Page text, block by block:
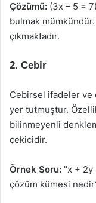
Çözümü: (3x – 5 =
bulmak
çıkmaktadır.
2. Cebir
Cebirsel ifadeler ve
yer tutmuştur.
bilinmeyenli
çekicidir.
Örnek Soru: "x + 2y
çözüm kümesi